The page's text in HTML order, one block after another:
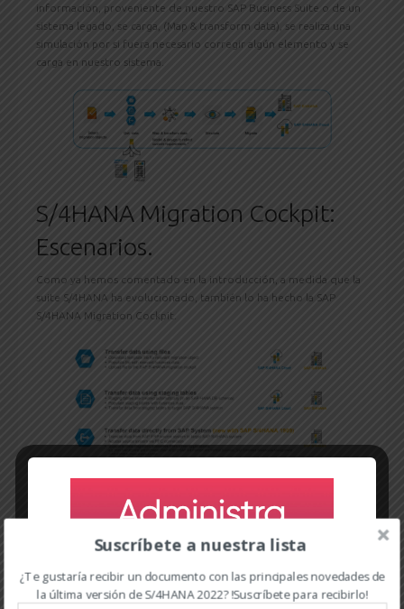
información, proveniente de nuestro SAP Business Suite o de un
sistema legado, se carga, (Map & transform data), se realiza una
simulación por si fuera necesario corregir algún elemento y se
carga en nuestro sistema.
S/4HANA Migration Cockpit:
Escenarios.
Como ya hemos comentado en la introducción, a medida que la
suite S/4HANA ha evolucionado, también lo ha hecho la SAP
S/4HANA Migration Cockpit.
En la siguiente entrada, profundizaremos en la opción de
transferencia de información mediante la carga de archivos.
Suscríbete a nuestra lista
¿Te gustaría recibir un documento con las principales novedades de
la última versión de S/4HANA 2022? !Suscríbete para recibirlo!